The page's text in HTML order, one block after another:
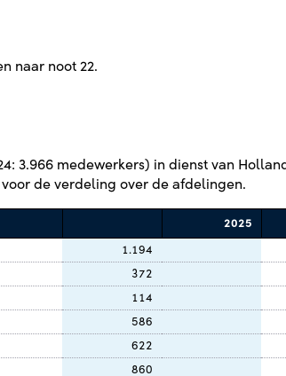
naar noot 22.
3.966 medewerkers) in dienst van
de verdeling over de afdelingen.
2025
1.194
372
114
586
622
860